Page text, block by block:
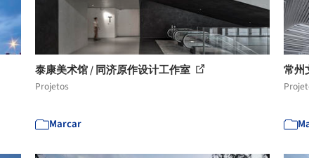
泰康美术馆 / 同济原作设计工作室
Projetos
Marcar
常州